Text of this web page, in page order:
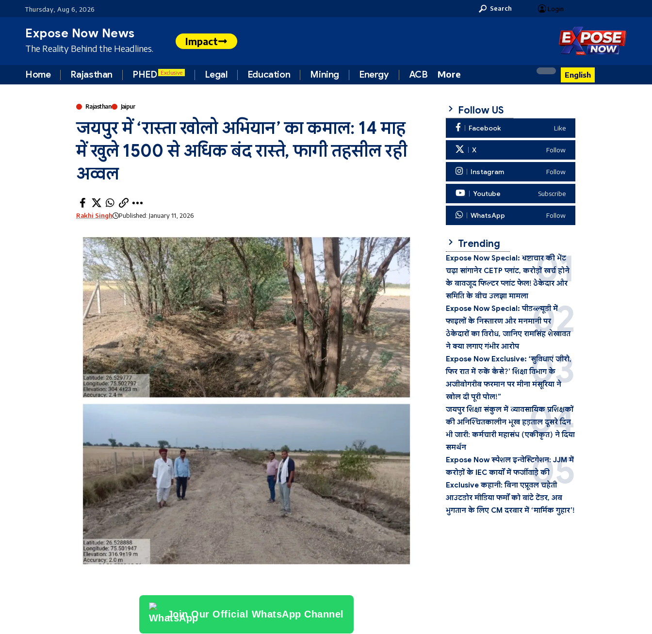
Thursday, Aug 6, 2026 Search Login
Expose Now News
The Reality Behind the Headlines.
Impact
Home Rajasthan PHED Exclusive Legal Education Mining Energy ACB More English
Rajasthan Jaipur
जयपुर में ‘रास्ता खोलो अभियान’ का कमाल: 14 माह
में खुले 1500 से अधिक बंद रास्ते, फागी तहसील रही
अव्वल
Rakhi Singh Published: January 11, 2026
Join Our Official WhatsApp Channel
Follow US
Facebook Like
X Follow
Instagram Follow
Youtube Subscribe
WhatsApp Follow
Trending
Expose Now Special: भ्रष्टाचार की भेंट
चढ़ा सांगानेर CETP प्लांट, करोड़ों खर्च होने
के बावजूद फिल्टर प्लांट फेल! ठेकेदार और
समिति के बीच उलझा मामला
Expose Now Special: पीडब्ल्यूडी में
फाइलों के निस्तारण और मनमानी पर
ठेकेदारों का विरोध, जानिए रामसिंह शेखावत
ने क्या लगाए गंभीर आरोप
Expose Now Exclusive: ‘सुविधाएं जीरो,
फिर रात में रुकें कैसे?’ शिक्षा विभाग के
अजीबोगरीब फरमान पर मीना मंसूरिया ने
खोल दी पूरी पोल!”
जयपुर शिक्षा संकुल में व्यावसायिक प्रशिक्षकों
की अनिश्चितकालीन भूख हड़ताल दूसरे दिन
भी जारी: कर्मचारी महासंघ (एकीकृत) ने दिया
समर्थन
Expose Now स्पेशल इन्वेस्टिगेशन: JJM में
करोड़ों के IEC कार्यों में फर्जीवाड़े की
Exclusive कहानी: बिना एप्रूवल चहेती
आउटडोर मीडिया फर्मों को बांटे टेंडर, अब
भुगतान के लिए CM दरबार में ‘मार्मिक गुहार’!